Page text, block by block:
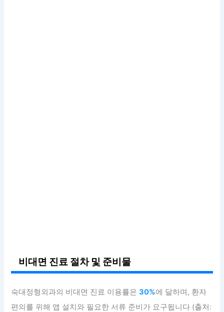
비대면 진료 절차 및 준비물
숙대정형외과의 비대면 진료 이용률은30%에 달하며, 환자
편의를 위해 앱 설치와 필요한 서류 준비가 요구됩니다 (출처: